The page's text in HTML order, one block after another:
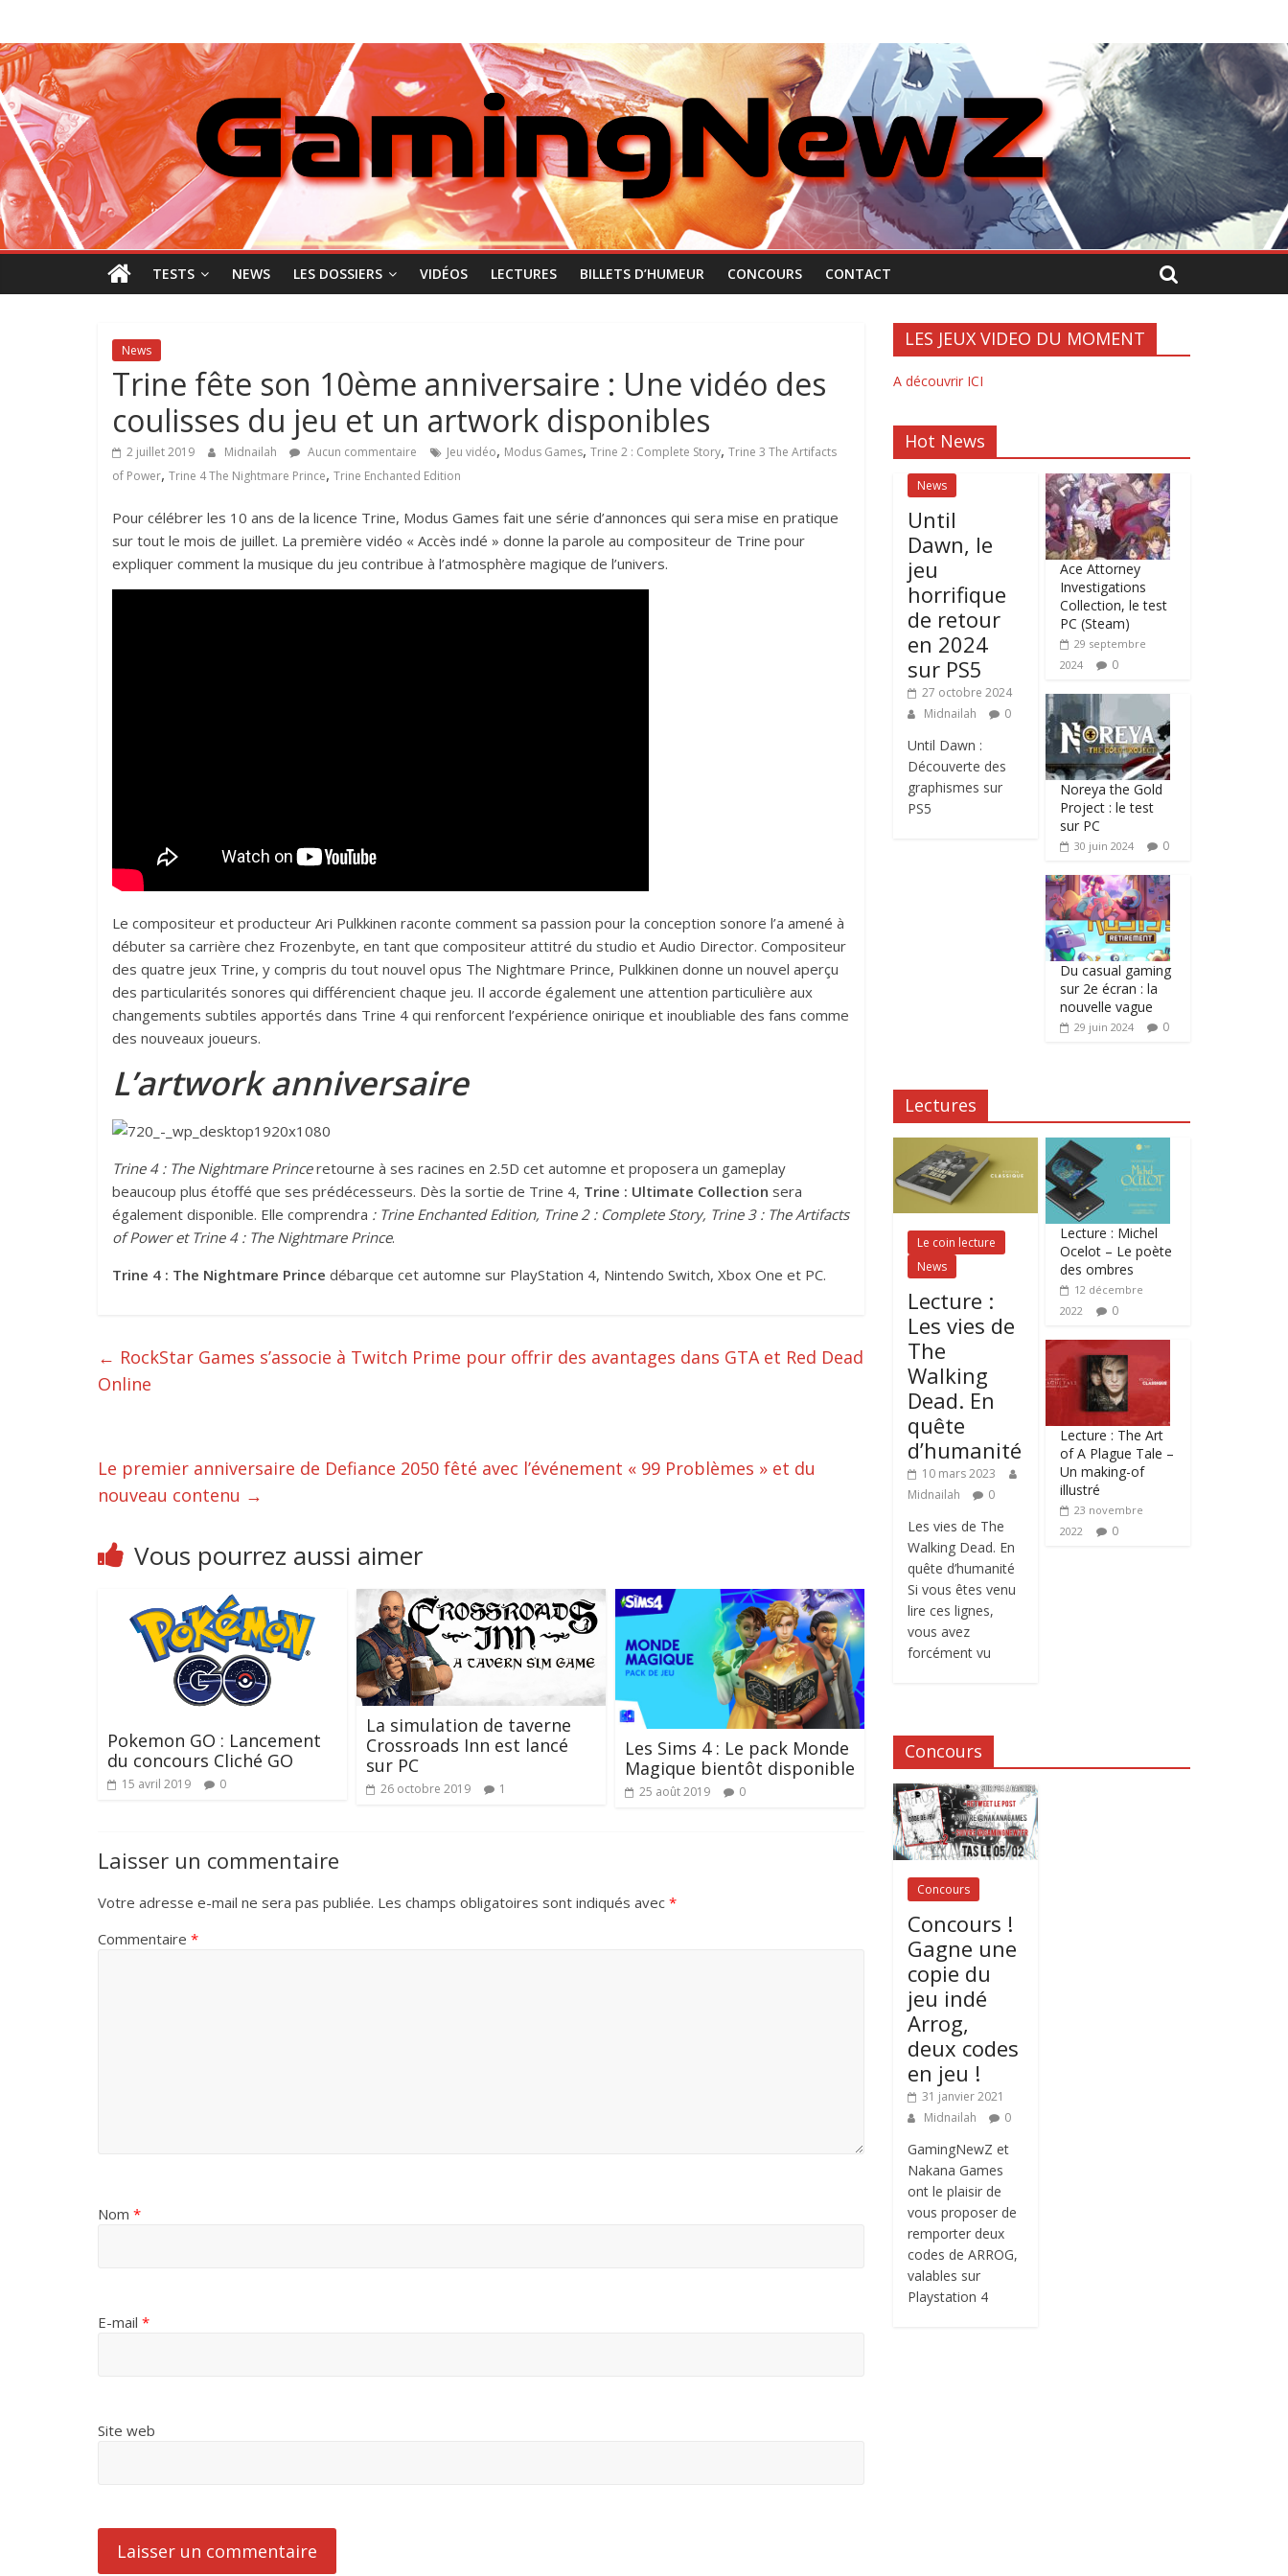
contenu
GamingNewZ
Tests
et
Actu
des
jeux
vidéo
TESTS NEWS LES DOSSIERS VIDÉOS LECTURES BILLETS D’HUMEUR CONCOURS CONTACT
News
Trine fête son 10ème anniversaire : Une vidéo des
coulisses du jeu et un artwork disponibles
2 juillet 2019 Midnailah Aucun commentaire Jeu vidéo, Modus Games, Trine 2 : Complete Story, Trine 3 The Artifacts
of Power, Trine 4 The Nightmare Prince, Trine Enchanted Edition
Pour célébrer les 10 ans de la licence Trine, Modus Games fait une série d’annonces qui sera mise en pratique
sur tout le mois de juillet. La première vidéo « Accès indé » donne la parole au compositeur de Trine pour
expliquer comment la musique du jeu contribue à l’atmosphère magique de l’univers.
Le compositeur et producteur Ari Pulkkinen raconte comment sa passion pour la conception sonore l’a amené à
débuter sa carrière chez Frozenbyte, en tant que compositeur attitré du studio et Audio Director. Compositeur
des quatre jeux Trine, y compris du tout nouvel opus The Nightmare Prince, Pulkkinen donne un nouvel aperçu
des particularités sonores qui différencient chaque jeu. Il accorde également une attention particulière aux
changements subtiles apportés dans Trine 4 qui renforcent l’expérience onirique et inoubliable des fans comme
des nouveaux joueurs.
L’artwork anniversaire
Trine 4 : The Nightmare Princeretourne à ses racines en 2.5D cet automne et proposera un gameplay
beaucoup plus étoffé que ses prédécesseurs. Dès la sortie de Trine 4, Trine : Ultimate Collection sera
également disponible. Elle comprendra : Trine Enchanted Edition, Trine 2 : Complete Story, Trine 3 : The Artifacts
of Power et Trine 4 : The Nightmare Prince.
Trine 4 : The Nightmare Prince débarque cet automne sur PlayStation 4, Nintendo Switch, Xbox One et PC.
← RockStar Games s’associe à Twitch Prime pour offrir des avantages dans GTA et Red Dead
Online
Le premier anniversaire de Defiance 2050 fêté avec l’événement « 99 Problèmes » et du
nouveau contenu →
Vous pourrez aussi aimer
Pokemon GO : Lancement
du concours Cliché GO
15 avril 2019 0
La simulation de taverne
Crossroads Inn est lancé
sur PC
26 octobre 2019 1
Les Sims 4 : Le pack Monde
Magique bientôt disponible
25 août 2019 0
Laisser un commentaire
Votre adresse e-mail ne sera pas publiée. Les champs obligatoires sont indiqués avec *
Commentaire *
Nom *
E-mail *
Site web
LES JEUX VIDEO DU MOMENT
A découvrir ICI
Hot News
News
Until
Dawn, le
jeu
horrifique
de retour
en 2024
sur PS5
27 octobre 2024
Midnailah
0
Until Dawn :
Découverte des
graphismes sur
PS5
Ace Attorney
Investigations
Collection, le test
PC (Steam)
29 septembre
2024
0
Noreya the Gold
Project : le test
sur PC
30 juin 2024 0
Du casual gaming
sur 2e écran : la
nouvelle vague
29 juin 2024 0
Lectures
Le coin lecture
News
Lecture :
Les vies de
The
Walking
Dead. En
quête
d’humanité
10 mars 2023
Midnailah
0
Les vies de The
Walking Dead. En
quête d’humanité
Si vous êtes venu
lire ces lignes,
vous avez
forcément vu
Lecture : Michel
Ocelot – Le poète
des ombres
12 décembre
2022
0
Lecture : The Art
of A Plague Tale –
Un making-of
illustré
23 novembre
2022
0
Concours
Concours
Concours !
Gagne une
copie du
jeu indé
Arrog,
deux codes
en jeu !
31 janvier 2021
Midnailah
0
GamingNewZ et
Nakana Games
ont le plaisir de
vous proposer de
remporter deux
codes de ARROG,
valables sur
Playstation 4